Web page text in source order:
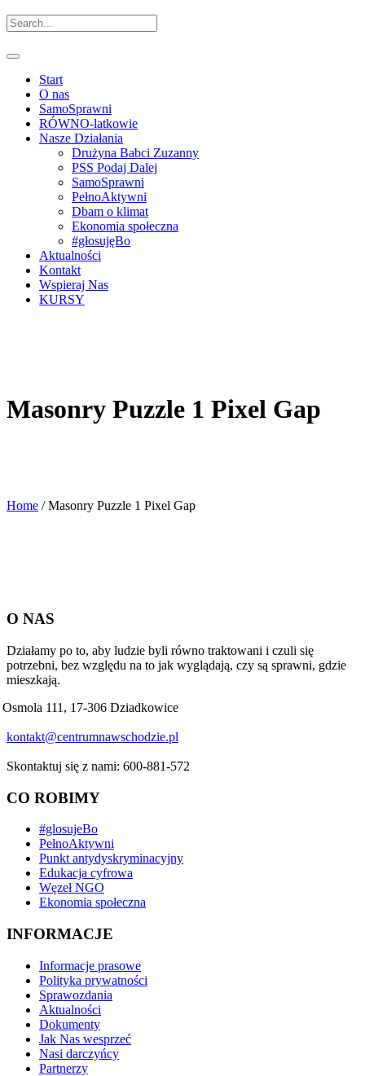
Start
O nas
SamoSprawni
RÓWNO-latkowie
Nasze Działania
Drużyna Babci Zuzanny
PSS Podaj Dalej
SamoSprawni
PełnoAktywni
Dbam o klimat
Ekonomia społeczna
#głosujęBo
Aktualności
Kontakt
Wspieraj Nas
KURSY
Masonry Puzzle 1 Pixel Gap
Home /Masonry Puzzle 1 Pixel Gap
O NAS
Działamy po to, aby ludzie byli równo traktowani i czuli się
potrzebni, bez względu na to jak wyglądają, czy są sprawni, gdzie
mieszkają.
Osmola 111, 17-306 Dziadkowice
kontakt@centrumnawschodzie.pl
Skontaktuj się z nami: 600-881-572
CO ROBIMY
#glosujeBo
PełnoAktywni
Punkt antydyskryminacyjny
Edukacja cyfrowa
Węzeł NGO
Ekonomia społeczna
INFORMACJE
Informacje prasowe
Polityka prywatności
Sprawozdania
Aktualności
Dokumenty
Jak Nas wesprzeć
Nasi darczyńcy
Partnerzy